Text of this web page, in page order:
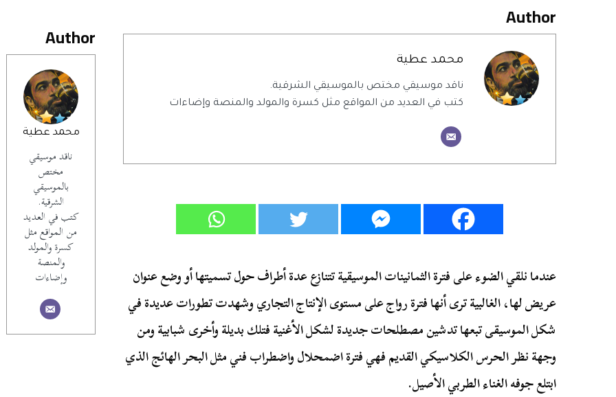
Author
محمد عطية
ناقد موسيقي
مختص
بالموسيقي
الشرقية.
كتب في العديد
من المواقع مثل
كسرة والمولد
والمنصة
وإضاءات
Author
محمد عطية
ناقد موسيقي مختص بالموسيقي الشرقية.
كتب في العديد من المواقع مثل كسرة والمولد والمنصة وإضاءات
عندما نلقي الضوء على فترة الثمانينات الموسيقية تتنازع عدة أطراف حول تسميتها أو وضع عنوان
عريض لها، الغالبية ترى أنها فترة رواج على مستوى الإنتاج التجاري وشهدت تطورات عديدة في
شكل الموسيقى تبعها تدشين مصطلحات جديدة لشكل الأغنية فتلك بديلة وأخرى شبابية ومن
وجهة نظر الحرس الكلاسيكي القديم فهي فترة اضمحلال واضطراب فني مثل البحر الهائج الذي
ابتلع جوفه الغناء الطربي الأصيل.